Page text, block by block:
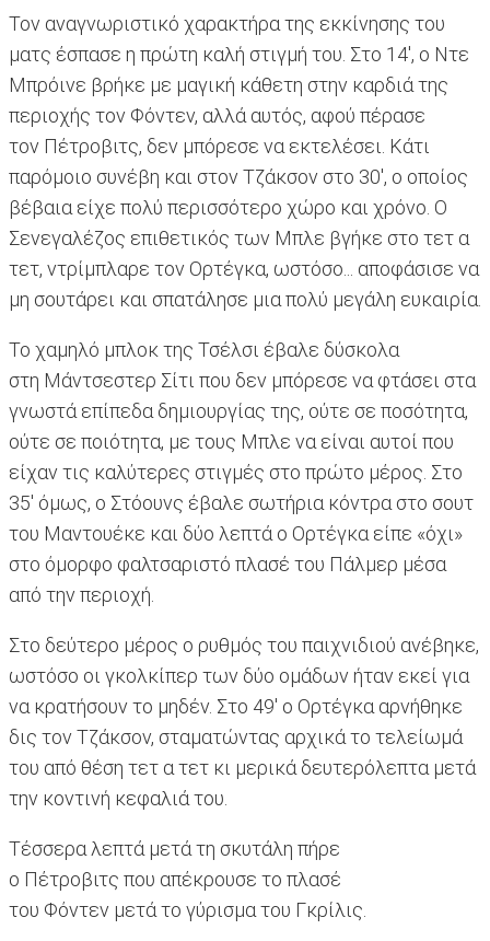
Τον αναγνωριστικό χαρακτήρα της εκκίνησης του
ματς έσπασε η πρώτη καλή στιγμή του. Στο 14', ο Ντε
Μπρόινε βρήκε με μαγική κάθετη στην καρδιά της
περιοχής τον Φόντεν, αλλά αυτός, αφού πέρασε
τον Πέτροβιτς, δεν μπόρεσε να εκτελέσει. Κάτι
παρόμοιο συνέβη και στον Τζάκσον στο 30', ο οποίος
βέβαια είχε πολύ περισσότερο χώρο και χρόνο. Ο
Σενεγαλέζος επιθετικός των Μπλε βγήκε στο τετ α
τετ, ντρίμπλαρε τον Ορτέγκα, ωστόσο... αποφάσισε να
μη σουτάρει και σπατάλησε μια πολύ μεγάλη ευκαιρία.
Το χαμηλό μπλοκ της Τσέλσι έβαλε δύσκολα
στη Μάντσεστερ Σίτι που δεν μπόρεσε να φτάσει στα
γνωστά επίπεδα δημιουργίας της, ούτε σε ποσότητα,
ούτε σε ποιότητα, με τους Μπλε να είναι αυτοί που
είχαν τις καλύτερες στιγμές στο πρώτο μέρος. Στο
35' όμως, ο Στόουνς έβαλε σωτήρια κόντρα στο σουτ
του Μαντουέκε και δύο λεπτά ο Ορτέγκα είπε «όχι»
στο όμορφο φαλτσαριστό πλασέ του Πάλμερ μέσα
από την περιοχή.
Στο δεύτερο μέρος ο ρυθμός του παιχνιδιού ανέβηκε,
ωστόσο οι γκολκίπερ των δύο ομάδων ήταν εκεί για
να κρατήσουν το μηδέν. Στο 49' ο Ορτέγκα αρνήθηκε
δις τον Τζάκσον, σταματώντας αρχικά το τελείωμά
του από θέση τετ α τετ κι μερικά δευτερόλεπτα μετά
την κοντινή κεφαλιά του.
Τέσσερα λεπτά μετά τη σκυτάλη πήρε
ο Πέτροβιτς που απέκρουσε το πλασέ
του Φόντεν μετά το γύρισμα του Γκρίλις.